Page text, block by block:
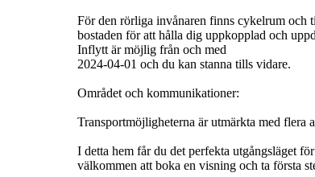
För den rörliga invånaren finns cykelrum och
bostaden för att hålla dig uppkopplad och
Inflytt är möjlig från och med
2024-04-01 och du kan stanna tills vidare.
Området och kommunikationer:
Transportmöjligheterna är utmärkta med flera
I detta hem får du det perfekta utgångsläget
välkommen att boka en visning och ta första